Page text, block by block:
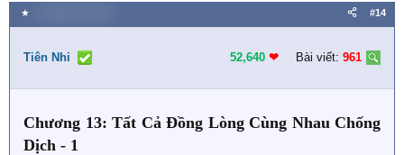
a
c
i
n
:
★ #14
Tiên Nhi 52,640 ❤︎ Bài viết: 961
Chương 13: Tất Cả Đồng Lòng Cùng Nhau Chống
Dịch - 1